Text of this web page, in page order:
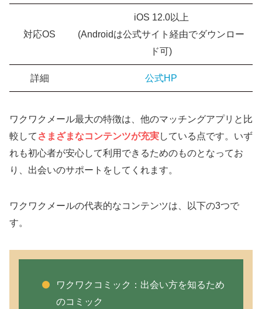
対応OS
iOS 12.0以上
(Androidは公式サイト経由でダウンロー
ド可)
詳細 公式HP
ワクワクメール最大の特徴は、他のマッチングアプリと比
較して さまざまなコンテンツが充実している点です。いず
れも初心者が安心して利用できるためのものとなってお
り、出会いのサポートをしてくれます。
ワクワクメールの代表的なコンテンツは、以下の3つで
す。
ワクワクコミック：出会い方を知るため
のコミック